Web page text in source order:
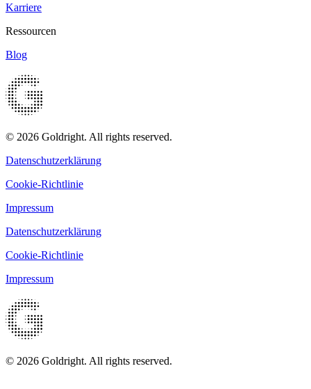
Karriere
Ressourcen
Blog
© 2026 Goldright. All rights reserved.
Datenschutzerklärung
Cookie-Richtlinie
Impressum
Datenschutzerklärung
Cookie-Richtlinie
Impressum
© 2026 Goldright. All rights reserved.